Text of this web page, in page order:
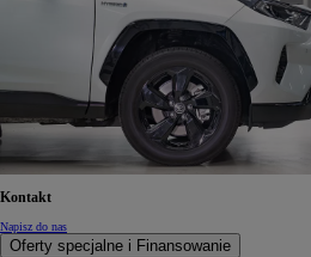
Kontakt
Napisz do nas
Oferty specjalne i Finansowanie